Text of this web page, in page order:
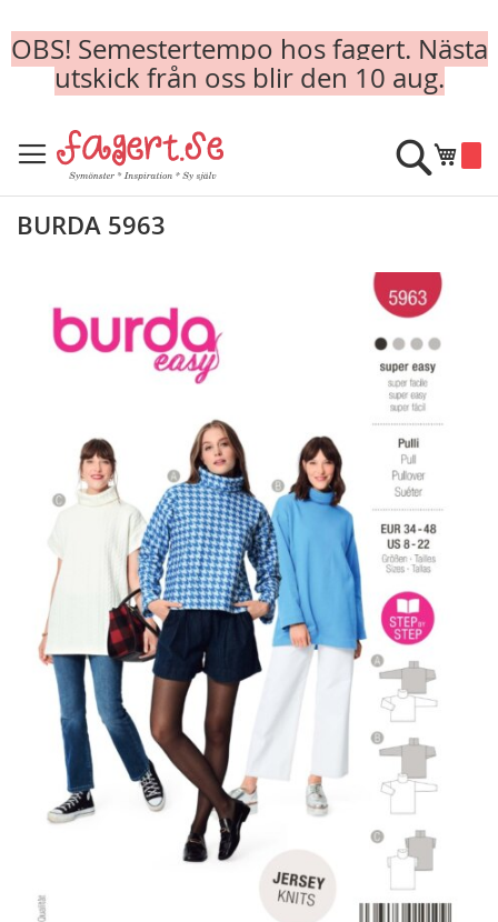
OBS! Semestertempo hos fagert. Nästa
utskick från oss blir den 10 aug.
to
Content
Min
Sök
BURDA 5963